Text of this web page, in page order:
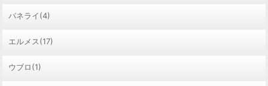
パネライ(4)
エルメス(17)
ウブロ(1)